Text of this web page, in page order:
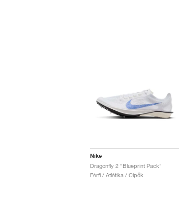
Nike
Dragonfly 2 "Blueprint Pack"
Férfi / Atlétika / Cipők